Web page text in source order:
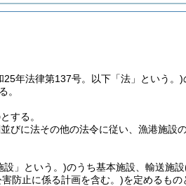
25年法律第137号。以下「法」という。)
。
する。
びに法その他の法令に従い、漁港施設
設」という。)のうち基本施設、輸送施設
防止に係る計画を含む。)を定めるもの